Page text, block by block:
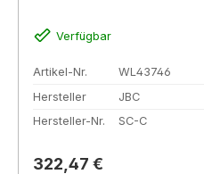
Verfügbar
Artikel-Nr.
WL43746
Hersteller
JBC
Hersteller-Nr.
SC-C
Regulärer Preis:
322,47 €